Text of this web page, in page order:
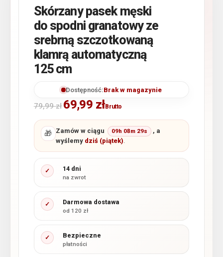
Skórzany pasek męski
do spodni granatowy ze
srebrną szczotkowaną
klamrą automatyczną
125 cm
Dostępność:Brak w magazynie
79,99zł 69,99 złBrutto
🎁 Zamów w ciągu 09h 08m 28s
, a
wyślemy dziś (piątek).
✓ 14 dni
na zwrot
✓ Darmowa dostawa
od 120 zł
✓ Bezpieczne
płatności